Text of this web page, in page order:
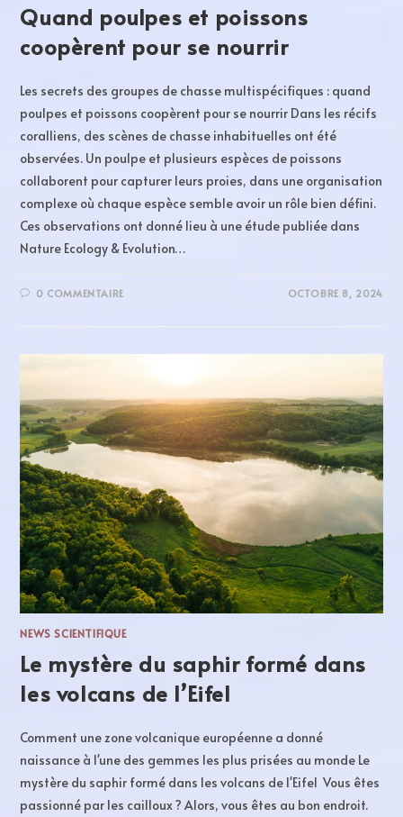
Quand poulpes et poissons
coopèrent pour se nourrir​
Les secrets des groupes de chasse multispécifiques : quand
poulpes et poissons coopèrent pour se nourrir Dans les récifs
coralliens, des scènes de chasse inhabituelles ont été
observées. Un poulpe et plusieurs espèces de poissons
collaborent pour capturer leurs proies, dans une organisation
complexe où chaque espèce semble avoir un rôle bien défini.
Ces observations ont donné lieu à une étude publiée dans
Nature Ecology & Evolution…
0 COMMENTAIRE OCTOBRE 8, 2024
NEWS SCIENTIFIQUE
Le mystère du saphir formé dans
les volcans de l’Eifel​​
Comment une zone volcanique européenne a donné
naissance à l'une des gemmes les plus prisées au monde Le
mystère du saphir formé dans les volcans de l'Eifel​ Vous êtes
passionné par les cailloux ? Alors, vous êtes au bon endroit.